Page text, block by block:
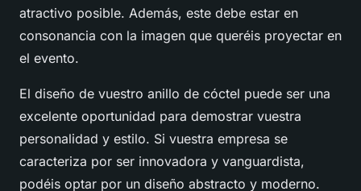
atractivo posible. Además, este debe estar en
consonancia con la imagen que queréis proyectar en
el evento.
El diseño de vuestro anillo de cóctel puede ser una
excelente oportunidad para demostrar vuestra
personalidad y estilo. Si vuestra empresa se
caracteriza por ser innovadora y vanguardista,
podéis optar por un diseño abstracto y moderno.